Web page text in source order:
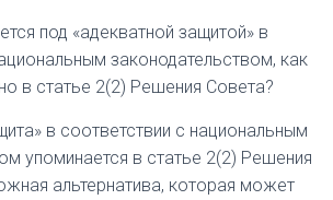
под «адекватной защитой» в
законодательством, как
в статье 2(2) Решения Совета?
в соответствии с национальным
упоминается в статье 2(2) Решения
альтернатива, которая может